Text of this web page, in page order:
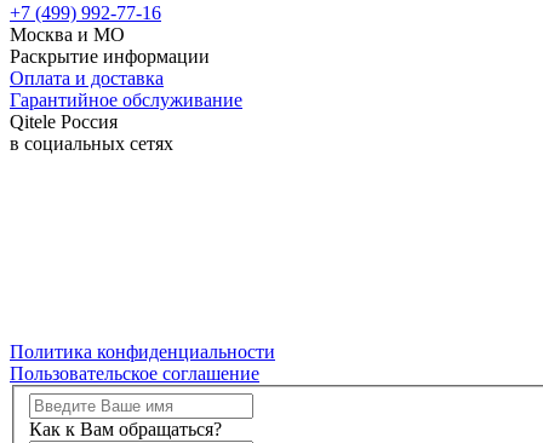
+7 (499) 992-77-16
Москва и МО
Раскрытие информации
Оплата и доставка
Гарантийное обслуживание
Qitele Россия
в социальных сетях
Политика конфиденциальности
Пользовательское соглашение
Как к Вам обращаться?